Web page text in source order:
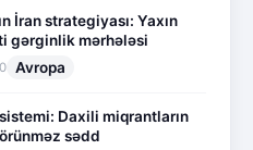
İran strategiyası: Yaxın
gərginlik mərhələsi
Avropa
Daxili miqrantların
sədd